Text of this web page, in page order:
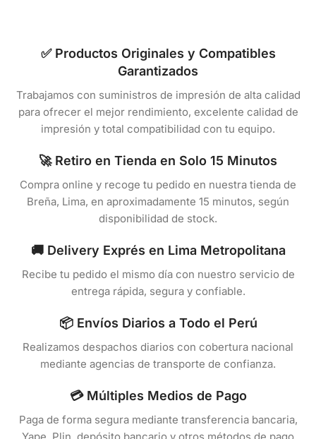
✅ Productos Originales y Compatibles
Garantizados
Trabajamos con suministros de impresión de alta calidad
para ofrecer el mejor rendimiento, excelente calidad de
impresión y total compatibilidad con tu equipo.
🚀 Retiro en Tienda en Solo 15 Minutos
Compra online y recoge tu pedido en nuestra tienda de
Breña, Lima, en aproximadamente 15 minutos, según
disponibilidad de stock.
🚚 Delivery Exprés en Lima Metropolitana
Recibe tu pedido el mismo día con nuestro servicio de
entrega rápida, segura y confiable.
📦 Envíos Diarios a Todo el Perú
Realizamos despachos diarios con cobertura nacional
mediante agencias de transporte de confianza.
💳 Múltiples Medios de Pago
Paga de forma segura mediante transferencia bancaria,
Yape, Plin, depósito bancario y otros métodos de pago